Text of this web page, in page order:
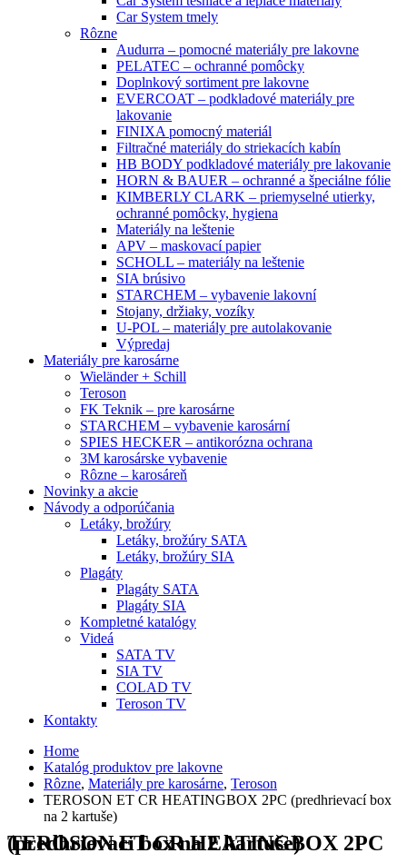
Car System tmely
Rôzne
Audurra – pomocné materiály pre lakovne
PELATEC – ochranné pomôcky
Doplnkový sortiment pre lakovne
EVERCOAT – podkladové materiály pre
lakovanie
FINIXA pomocný materiál
Filtračné materiály do striekacích kabín
HB BODY podkladové materiály pre lakovanie
HORN & BAUER – ochranné a špeciálne fólie
KIMBERLY CLARK – priemyselné utierky,
ochranné pomôcky, hygiena
Materiály na leštenie
APV – maskovací papier
SCHOLL – materiály na leštenie
SIA brúsivo
STARCHEM – vybavenie lakovní
Stojany, držiaky, vozíky
U-POL – materiály pre autolakovanie
Výpredaj
Materiály pre karosárne
Wieländer + Schill
Teroson
FK Teknik – pre karosárne
STARCHEM – vybavenie karosární
SPIES HECKER – antikorózna ochrana
3M karosárske vybavenie
Rôzne – karosáreň
Novinky a akcie
Návody a odporúčania
Letáky, brožúry
Letáky, brožúry SATA
Letáky, brožúry SIA
Plagáty
Plagáty SATA
Plagáty SIA
Kompletné katalógy
Videá
SATA TV
SIA TV
COLAD TV
Teroson TV
Kontakty
Home
Katalóg produktov pre lakovne
Rôzne, Materiály pre karosárne, Teroson
TEROSON ET CR HEATINGBOX 2PC (predhrievací box
na 2 kartuše)
TEROSON ET CR HEATINGBOX 2PC (predhrievací box na 2 kartuše)